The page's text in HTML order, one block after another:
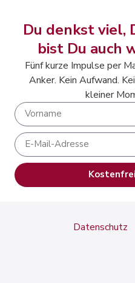
Du denkst viel,
bist Du auch
Fünf kurze Impulse per
Anker. Kein Aufwand.
kleiner
Datenschutz